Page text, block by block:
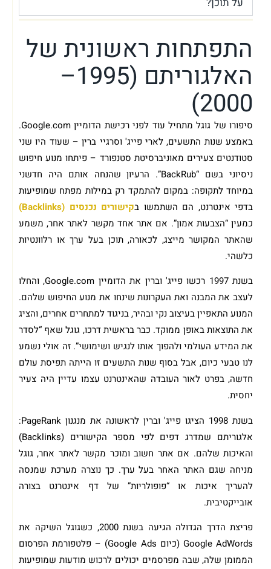
התפתחות ראשונית של
האלגוריתם (1995–
2000)
סיפורו של גוגל מתחיל עוד לפני רכישת הדומיין Google.com.
באמצע שנות התשעים, לארי פייג' וסרגיי ברין – שעוד היו שני
סטודנטים צעירים מאוניברסיטת סטנפורד – פיתחו מנוע חיפוש
ניסיוני בשם “BackRub”. הרעיון שהנחה אותם היה חדשני
במיוחד לתקופה: במקום להתמקד רק במילות מפתח שמופיעות
בדפי אינטרנט, הם השתמשו בקישורים נכנסים (Backlinks)
כמעין “הצבעות אמון”. אם אתר אחד מקשר לאתר אחר, משמע
שהאתר המקושר מייצג, לכאורה, תוכן בעל ערך או רלוונטיות
כלשהי.
בשנת 1997 רכשו פייג' וברין את הדומיין Google.com, והחלו
לעצב את המבנה ואת העקרונות שינחו את מנוע החיפוש שלהם.
המנוע התאפיין בעיצוב נקי ובהיר, בניגוד למתחרים אחרים, והציג
את התוצאות באופן ממוקד. כבר בראשית דרכו, גוגל שאף “לסדר
את המידע העולמי ולהפוך אותו לנגיש ושימושי”. זה אולי נשמע
לנו טבעי כיום, אבל בסוף שנות התשעים זו הייתה תפיסת עולם
חדשה, בפרט לאור העובדה שהאינטרנט עצמו עדיין היה צעיר
יחסית.
בשנת 1998 הציגו פייג' וברין לראשונה את מנגנון PageRank:
אלגוריתם שמדרג דפים לפי מספר הקישורים (Backlinks)
והאיכות שלהם. אם אתר חשוב ומוכר מקשר לאתר אחר, גוגל
מניחה שגם האתר האחר בעל ערך. כך נוצרה מערכת שמנסה
להעריך איכות או “פופולריות” של דף אינטרנט בצורה
אובייקטיבית.
פריצת הדרך הגדולה הגיעה בשנת 2000, כשגוגל השיקה את
Google AdWords (כיום Google Ads) – פלטפורמת הפרסום
הממומן שלה, שבה מפרסמים יכולים לרכוש מודעות שמופיעות